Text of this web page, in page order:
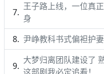
王子路上线，一位真
身
尹峥教科书式偏袒护
大梦归离团队建设了